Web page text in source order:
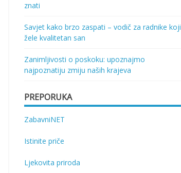
znati
Savjet kako brzo zaspati – vodič za radnike koji
žele kvalitetan san
Zanimljivosti o poskoku: upoznajmo
najpoznatiju zmiju naših krajeva
PREPORUKA
ZabavniNET
Istinite priče
Ljekovita priroda